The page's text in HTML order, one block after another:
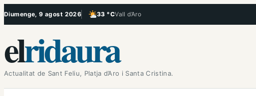
Vés
Diumenge, 9 agost 2026 33 °CVall d’Aro
, Poc ennuvolat
elridaura
Actualitat de Sant Feliu, Platja d’Aro i Santa Cristina.